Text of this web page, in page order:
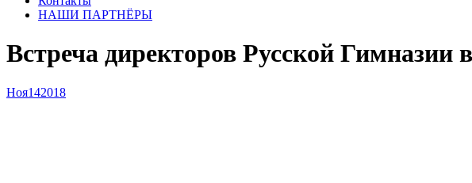
НАШИ ПАРТНЁРЫ
Встреча директоров Русской
Ноя142018